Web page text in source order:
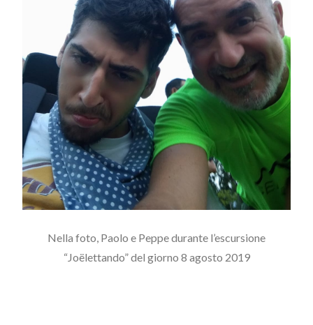
Nella foto, Paolo e Peppe durante l’escursione
“Joëlettando” del giorno 8 agosto 2019